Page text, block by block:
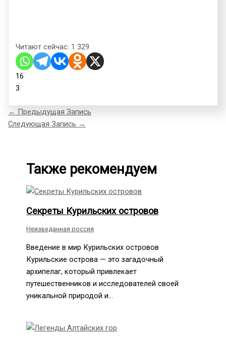
Читают сейчас: 1 329
16
3
← Предыдущая Запись
Следующая Запись →
Также рекомендуем
Секреты Курильских островов
Неизведанная россия
Введение в мир Курильских островов
Курильские острова — это загадочный
архипелаг, который привлекает
путешественников и исследователей своей
уникальной природой и…